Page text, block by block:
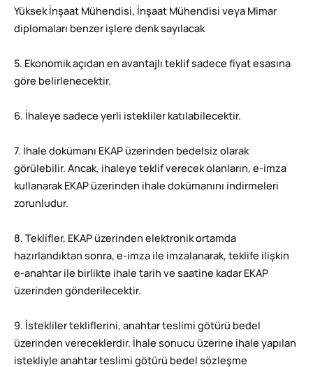
Yüksek İnşaat Mühendisi, İnşaat Mühendisi veya Mimar
diplomaları benzer işlere denk sayılacak
5. Ekonomik açıdan en avantajlı teklif sadece fiyat esasına
göre belirlenecektir.
6. İhaleye sadece yerli istekliler katılabilecektir.
7. İhale dokümanı EKAP üzerinden bedelsiz olarak
görülebilir. Ancak, ihaleye teklif verecek olanların, e-imza
kullanarak EKAP üzerinden ihale dokümanını indirmeleri
zorunludur.
8. Teklifler, EKAP üzerinden elektronik ortamda
hazırlandıktan sonra, e-imza ile imzalanarak, teklife ilişkin
e-anahtar ile birlikte ihale tarih ve saatine kadar EKAP
üzerinden gönderilecektir.
9. İstekliler tekliflerini, anahtar teslimi götürü bedel
üzerinden vereceklerdir. İhale sonucu üzerine ihale yapılan
istekliyle anahtar teslimi götürü bedel sözleşme